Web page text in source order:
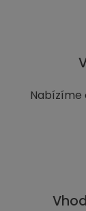
Nabízíme